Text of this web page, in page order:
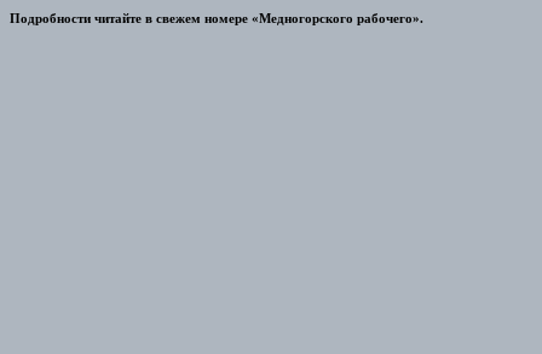
Подробности читайте в свежем номере «Медногорского рабочего».